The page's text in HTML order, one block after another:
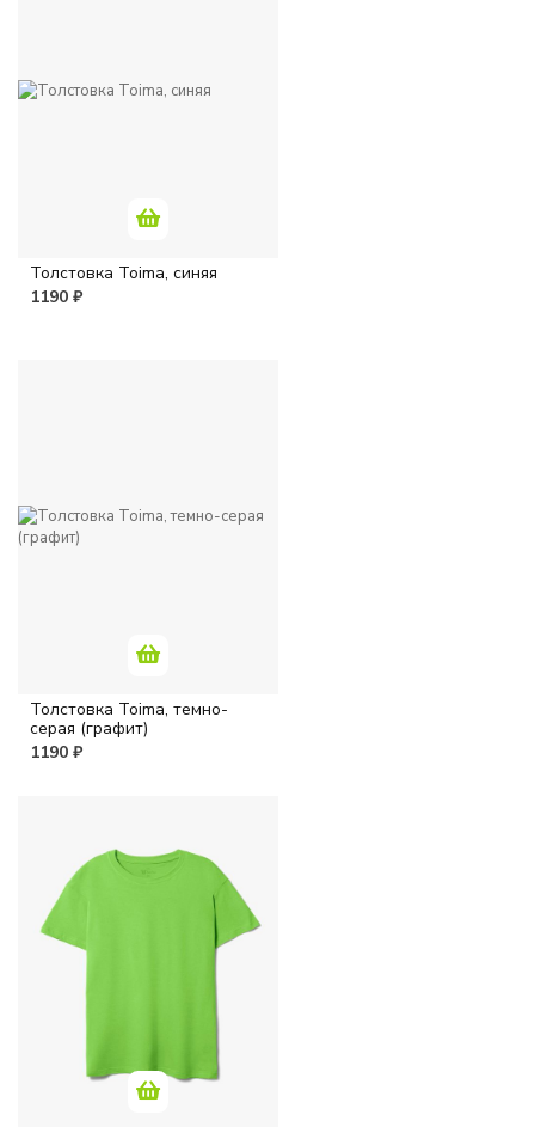
Толстовка Toima, синяя
1190 ₽
Толстовка Toima, темно-
серая (графит)
1190 ₽